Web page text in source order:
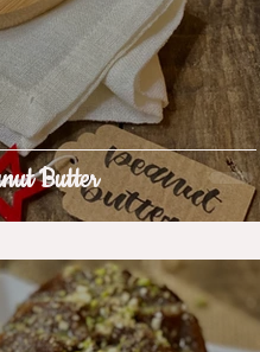
Butter